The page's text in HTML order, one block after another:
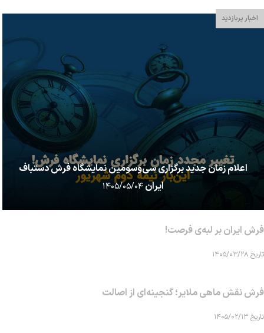
اخبار پربازدید
اعلام زمان جدید برگزاری سی‌وسومین نمایشگاه فرش دستباف
ایران۱۴۰۵/۰۵/۰۴
فرش ایران بر لبه‌ی فرصت!
تاریخ ۱۴۰۵/۰۳/۲۸
فرش نقش ماهی‌ ملایر؛ گنجینه‌ای از اصالت
تاریخ ۱۴۰۵/۰۲/۱۳